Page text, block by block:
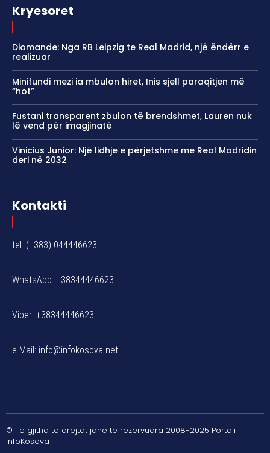
Kryesoret
Diomande: Nga RB Leipzig te Real Madrid, një ëndërr e
realizuar
Minifundi mezi ia mbulon hiret, Inis sjell paraqitjen më
“hot”
Fustani transparent zbulon të brendshmet, Lauren nuk
lë vend për imagjinatë
Vinicius Junior: Një lidhje e përjetshme me Real Madridin
deri në 2032
Kontakti
tel: (+383) 044446623
WhatsApp: +38344446623
Viber: +38344446623
e-Mail: info@infokosova.net
© Të gjitha të drejtat janë të rezervuara 2008-2025 Portali
InfoKosova